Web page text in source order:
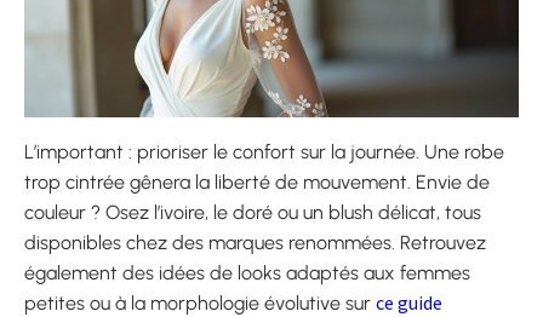
L’important : prioriser le confort sur la journée. Une robe
trop cintrée gênera la liberté de mouvement. Envie de
couleur ? Osez l’ivoire, le doré ou un blush délicat, tous
disponibles chez des marques renommées. Retrouvez
également des idées de looks adaptés aux femmes
petites ou à la morphologie évolutive sur ce guide